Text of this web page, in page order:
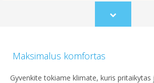
Scroll
to
Maksimalus komfortas
Gyvenkite tokiame klimate, kuris